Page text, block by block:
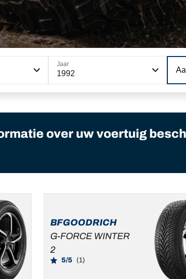
Jaar
1992
over uw voertuig
BFGOODRICH
G-FORCE WINTER
2
5/5 (1)